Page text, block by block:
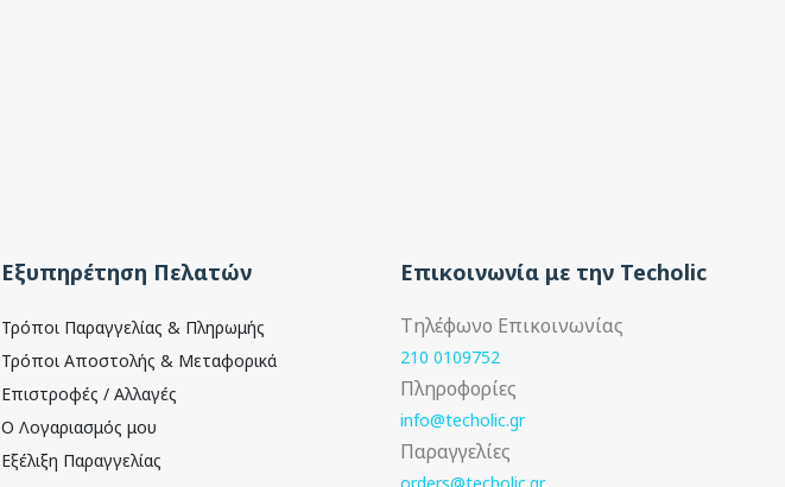
Εξυπηρέτηση Πελατών
Τρόποι Παραγγελίας & Πληρωμής
Τρόποι Αποστολής & Μεταφορικά
Επιστροφές / Αλλαγές
Ο Λογαριασμός μου
Εξέλιξη Παραγγελίας
Επικοινωνία με την Techolic
Τηλέφωνο Επικοινωνίας
210 0109752
Πληροφορίες
info@techolic.gr
Παραγγελίες